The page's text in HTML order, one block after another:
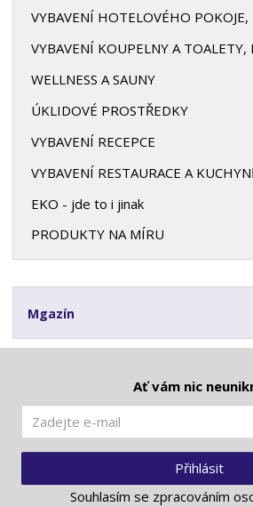
VYBAVENÍ HOTELOVÉHO POKOJE,
VYBAVENÍ KOUPELNY A TOALETY,
WELLNESS A SAUNY
ÚKLIDOVÉ PROSTŘEDKY
VYBAVENÍ RECEPCE
VYBAVENÍ RESTAURACE A
EKO - jde to i jinak
PRODUKTY NA MÍRU
Mgazín
Ať vám nic
Přihlásit
Souhlasím se zpracováním